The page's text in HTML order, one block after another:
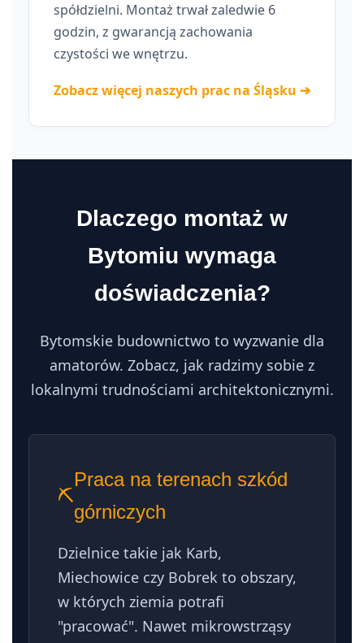
spółdzielni. Montaż trwał zaledwie 6
godzin, z gwarancją zachowania
czystości we wnętrzu.
Zobacz więcej naszych prac na Śląsku ➔
Dlaczego montaż w
Bytomiu wymaga
doświadczenia?
Bytomskie budownictwo to wyzwanie dla
amatorów. Zobacz, jak radzimy sobie z
lokalnymi trudnościami architektonicznymi.
⛏️
Praca na terenach szkód
górniczych
Dzielnice takie jak Karb,
Miechowice czy Bobrek to obszary,
w których ziemia potrafi
"pracować". Nawet mikrowstrząsy